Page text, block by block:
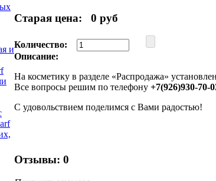
и
Старая цена: 0 руб
Количество:
Описание:
На косметику в разделе «Распродажа»
Все вопросы решим по телефону +7(926)930-70-
С удовольствием поделимся с Вами радостью!
Отзывы: 0